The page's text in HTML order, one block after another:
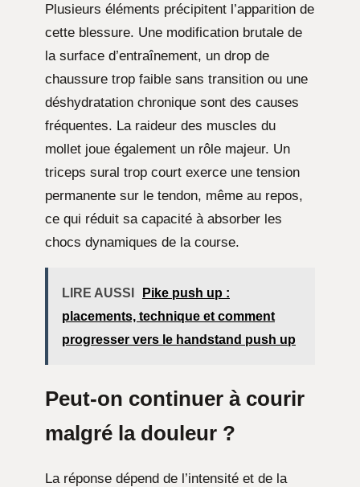
Plusieurs éléments précipitent l’apparition de
cette blessure. Une modification brutale de
la surface d’entraînement, un drop de
chaussure trop faible sans transition ou une
déshydratation chronique sont des causes
fréquentes. La raideur des muscles du
mollet joue également un rôle majeur. Un
triceps sural trop court exerce une tension
permanente sur le tendon, même au repos,
ce qui réduit sa capacité à absorber les
chocs dynamiques de la course.
LIRE AUSSI
Pike push up :
placements, technique et comment
progresser vers le handstand push up
Peut-on continuer à courir
malgré la douleur ?
La réponse dépend de l’intensité et de la